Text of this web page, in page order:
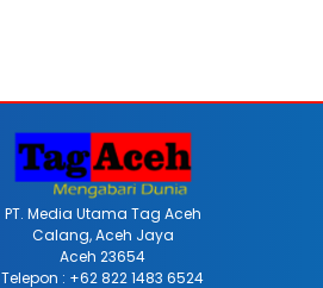
PT. Media Utama Tag Aceh
Calang, Aceh Jaya
Aceh 23654
Telepon : +62 822 1483 6524